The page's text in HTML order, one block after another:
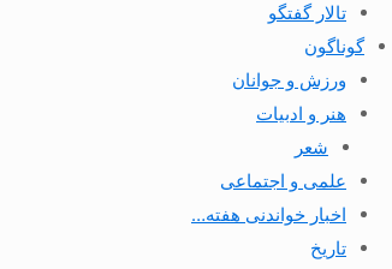
تالار گفتگو
گوناگون
ورزش و جوانان
هنر و ادبیات
شعر
علمی و اجتماعی
اخبار خواندنی هفته…
تاریخ